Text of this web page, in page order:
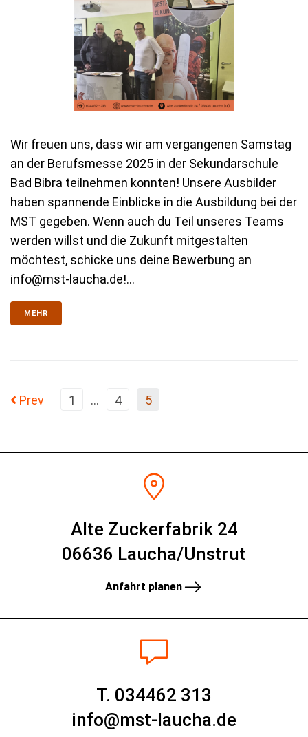
Wir freuen uns, dass wir am vergangenen Samstag
an der Berufsmesse 2025 in der Sekundarschule
Bad Bibra teilnehmen konnten! Unsere Ausbilder
haben spannende Einblicke in die Ausbildung bei der
MST gegeben. Wenn auch du Teil unseres Teams
werden willst und die Zukunft mitgestalten
möchtest, schicke uns deine Bewerbung an
info@mst-laucha.de!...
MEHR
Prev 1 … 4 5
Alte Zuckerfabrik 24
06636 Laucha/Unstrut
Anfahrt planen
T. 034462 313
info@mst-laucha.de